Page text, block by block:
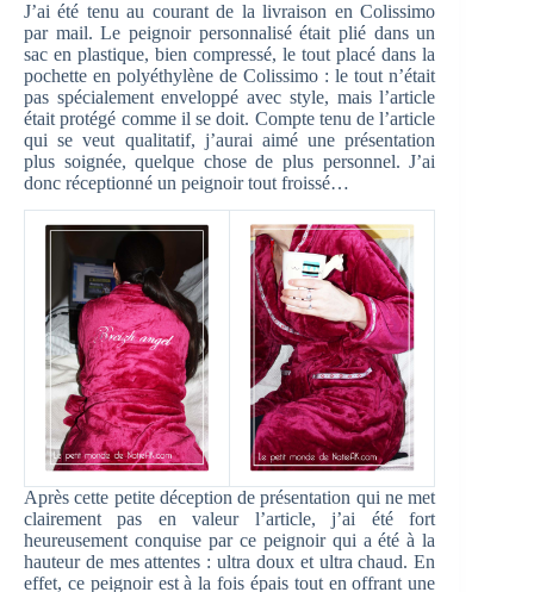
J’ai été tenu au courant de la livraison en Colissimo
par mail. Le peignoir personnalisé était plié dans un
sac en plastique, bien compressé, le tout placé dans la
pochette en polyéthylène de Colissimo : le tout n’était
pas spécialement enveloppé avec style, mais l’article
était protégé comme il se doit. Compte tenu de l’article
qui se veut qualitatif, j’aurai aimé une présentation
plus soignée, quelque chose de plus personnel. J’ai
donc réceptionné un peignoir tout froissé…
Après cette petite déception de présentation qui ne met
clairement pas en valeur l’article, j’ai été fort
heureusement conquise par ce peignoir qui a été à la
hauteur de mes attentes : ultra doux et ultra chaud. En
effet, ce peignoir est à la fois épais tout en offrant une